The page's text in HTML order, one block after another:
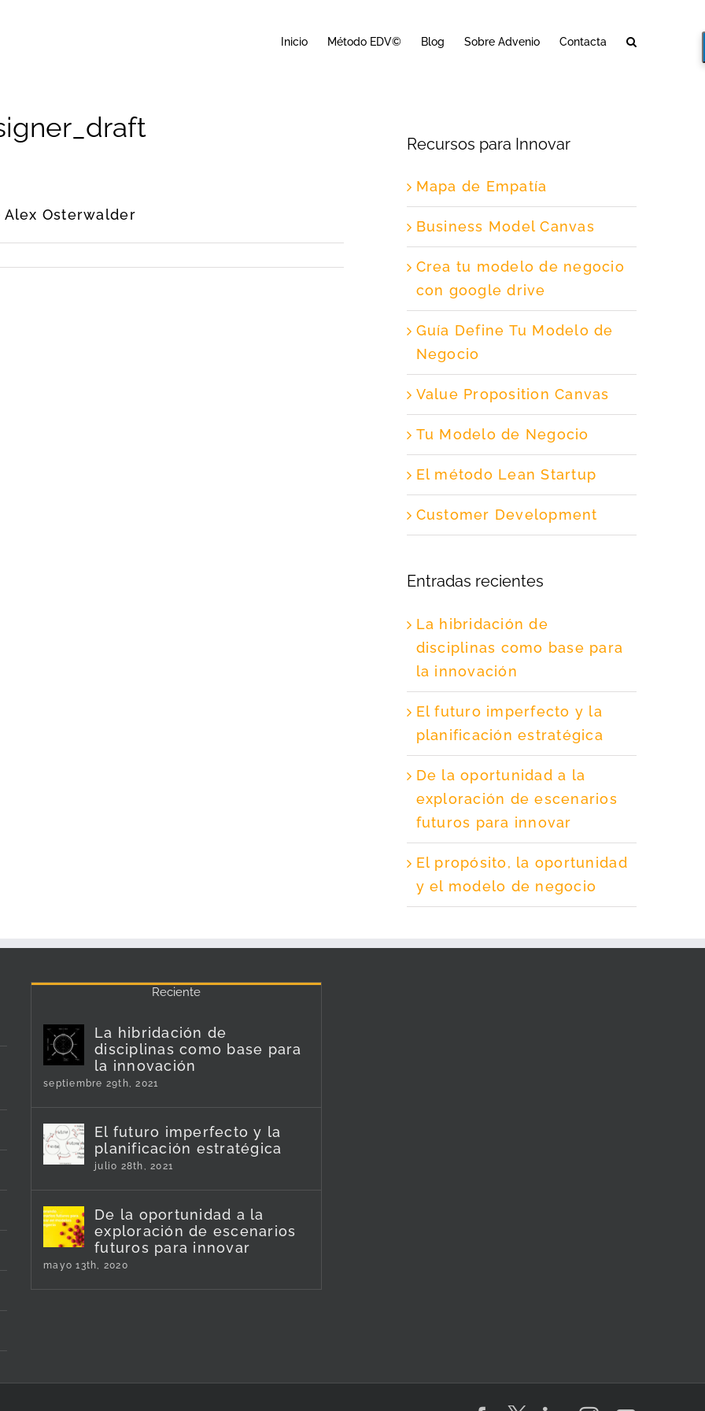
Inicio Método EDV© Blog Sobre Advenio Contacta
Osterwalder
Recursos para Innovar
Mapa de Empatía
Business Model Canvas
Crea tu modelo de negocio
con google drive
Guía Define Tu Modelo de
Negocio
Value Proposition Canvas
Tu Modelo de Negocio
El método Lean Startup
Customer Development
Entradas recientes
La hibridación de
disciplinas como base para
la innovación
El futuro imperfecto y la
planificación estratégica
De la oportunidad a la
exploración de escenarios
futuros para innovar
El propósito, la oportunidad
y el modelo de negocio
Reciente
La hibridación de
disciplinas como base para
la innovación
septiembre 29th, 2021
El futuro imperfecto y la
planificación estratégica
julio 28th, 2021
De la oportunidad a la
exploración de escenarios
futuros para innovar
mayo 13th, 2020